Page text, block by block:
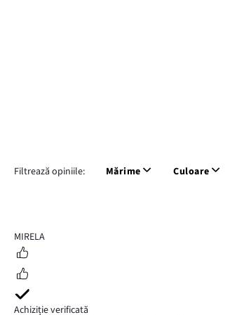
Filtrează opiniile: Mărime Culoare
5
MIRELA
Achiziție verificată